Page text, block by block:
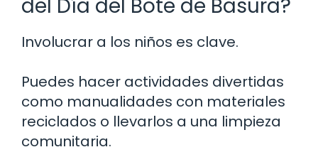
del Día del Bote de Basura?
Involucrar a los niños es clave.
Puedes hacer actividades divertidas
como manualidades con materiales
reciclados o llevarlos a una limpieza
comunitaria.